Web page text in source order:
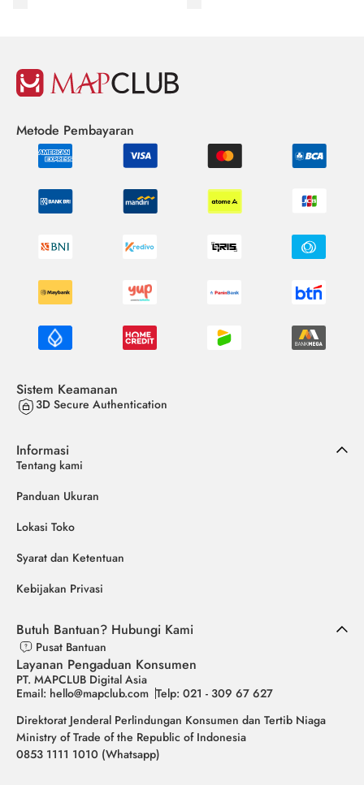
Metode Pembayaran
Sistem Keamanan
3D Secure Authentication
Informasi
Tentang kami
Panduan Ukuran
Lokasi Toko
Syarat dan Ketentuan
Kebijakan Privasi
Butuh Bantuan? Hubungi Kami
Pusat Bantuan
Layanan Pengaduan Konsumen
PT. MAPCLUB Digital Asia
Email: hello@mapclub.com Telp: 021 - 309 67 627
Direktorat Jenderal Perlindungan Konsumen dan Tertib Niaga
Ministry of Trade of the Republic of Indonesia
0853 1111 1010 (Whatsapp)